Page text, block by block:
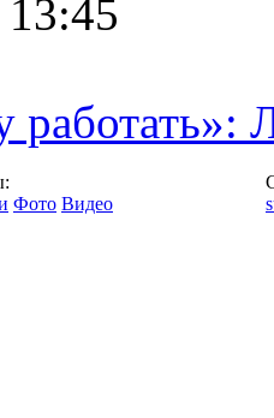
работать»:
Фото Видео